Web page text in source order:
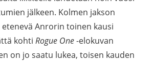
jälkeen. Kolmen jakson
Anrorin toinen kausi
kohti Rogue One-elokuvan
on jo saatu lukea, toisen kauden